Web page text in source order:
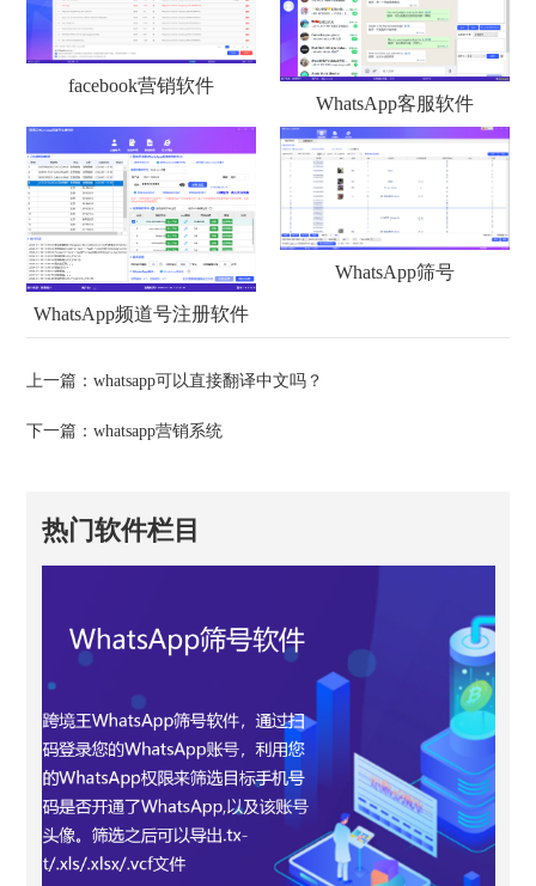
facebook营销软件
WhatsApp客服软件
WhatsApp频道号注册软件
WhatsApp筛号
上一篇：whatsapp可以直接翻译中文吗？
下一篇：whatsapp营销系统
热门软件栏目